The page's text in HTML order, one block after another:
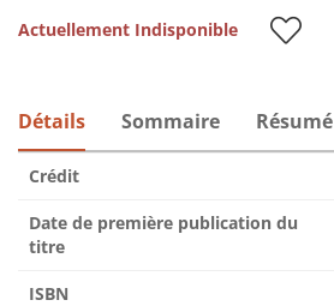
Actuellement Indisponible
Détails Sommaire Résumé
Crédit
Date de première publication du
titre
ISBN